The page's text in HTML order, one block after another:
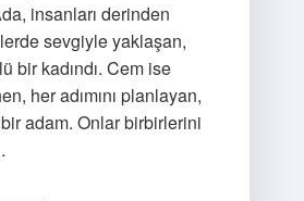
insanları derinden
sevgiyle yaklaşan,
bir kadındı. Cem ise
her adımını planlayan,
adam. Onlar birbirlerini